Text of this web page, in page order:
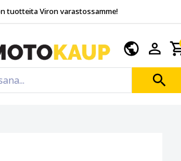
tuotteita Viron varastossamme!